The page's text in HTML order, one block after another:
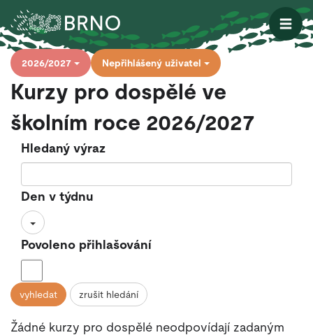
2026/2027 Nepřihlášený uživatel
Otevřít
Kurzy pro dospělé ve
školním roce 2026/2027
Hledaný výraz
Den v týdnu
Povoleno přihlašování
vyhledat zrušit hledání
Žádné kurzy pro dospělé neodpovídají zadaným